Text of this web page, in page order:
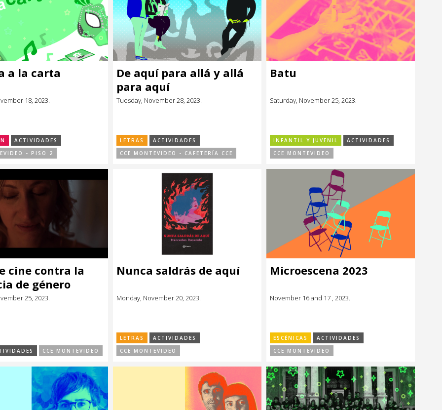
a la carta
18, 2023.
ACTIVIDADES
- PISO 2
De aquí para allá y allá
para aquí
Tuesday, November 28, 2023.
LETRAS
ACTIVIDADES
CCE MONTEVIDEO - CAFETERÍA CCE
Batu
Saturday, November 25, 2023.
INFANTIL Y JUVENIL
ACTIVIDADES
CCE MONTEVIDEO
cine contra la
de género
25, 2023.
CCE MONTEVIDEO
Nunca saldrás de aquí
Monday, November 20, 2023.
LETRAS
ACTIVIDADES
CCE MONTEVIDEO
Microescena 2023
November 16 and 17 , 2023.
ESCÉNICAS
ACTIVIDADES
CCE MONTEVIDEO